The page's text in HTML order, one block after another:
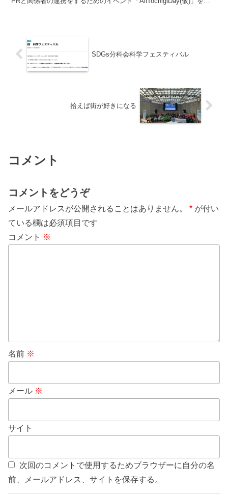
SDGs分科会科学フェスティバル
拾えば街が好きになる
コメント
コメントをどうぞ
メールアドレスが公開されることはありません。 * が付い
ている欄は必須項目です
コメント ※
名前 ※
メール ※
サイト
次回のコメントで使用するためブラウザーに自分の名
前、メールアドレス、サイトを保存する。